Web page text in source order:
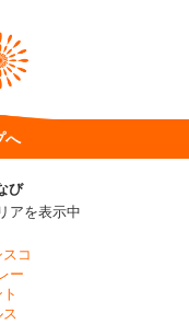
へ
び
アを表示中
コ
ー
ス